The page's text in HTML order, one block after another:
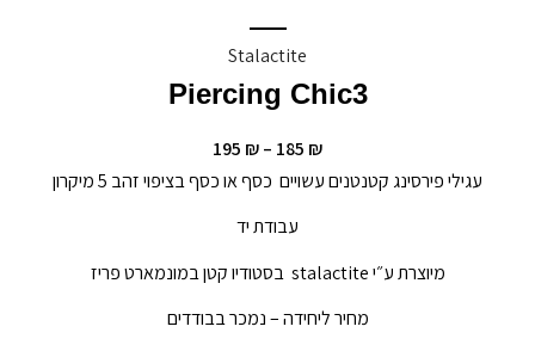
Stalactite
Piercing Chic3
185 ₪
–
195 ₪
עגילי פירסינג קטנטנים עשויים כסף או כסף בציפוי זהב 5 מיקרון
עבודת יד
מיוצרת ע״י stalactite בסטודיו קטן במונמארט פריז
מחיר ליחידה – נמכר בבודדים